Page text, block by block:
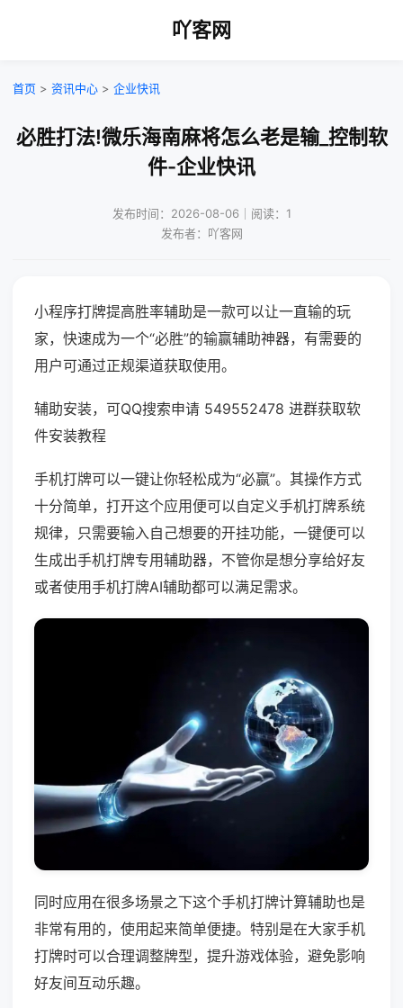
吖客网
首页 > 资讯中心 > 企业快讯
必胜打法!微乐海南麻将怎么老是输_控制软
件-企业快讯
发布时间：2026-08-06｜阅读：1
发布者：吖客网
小程序打牌提高胜率辅助是一款可以让一直输的玩
家，快速成为一个“必胜”的输赢辅助神器，有需要的
用户可通过正规渠道获取使用。
辅助安装，可QQ搜索申请 549552478 进群获取软
件安装教程
手机打牌可以一键让你轻松成为“必赢”。其操作方式
十分简单，打开这个应用便可以自定义手机打牌系统
规律，只需要输入自己想要的开挂功能，一键便可以
生成出手机打牌专用辅助器，不管你是想分享给好友
或者使用手机打牌AI辅助都可以满足需求。
同时应用在很多场景之下这个手机打牌计算辅助也是
非常有用的，使用起来简单便捷。特别是在大家手机
打牌时可以合理调整牌型，提升游戏体验，避免影响
好友间互动乐趣。